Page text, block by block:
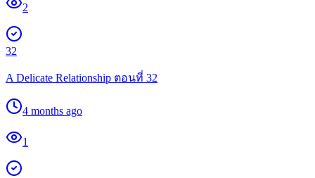
2
32
A Delicate Relationship ตอนที่ 32
4 months ago
1